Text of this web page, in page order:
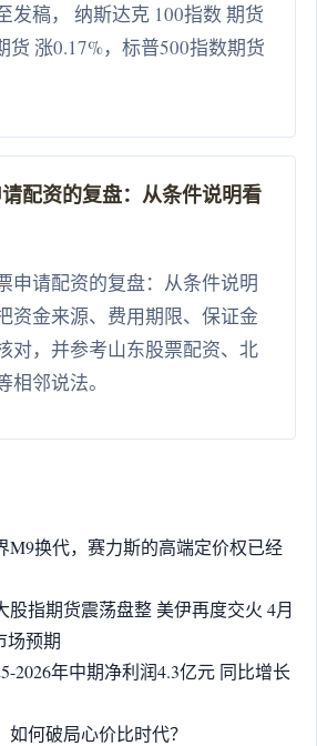
发稿， 纳斯达克 100指数 期货
货 涨0.17%，标普500指数期货
配资的复盘：从条件说明看
申请配资的复盘：从条件说明
资金来源、费用期限、保证金
对，并参考山东股票配资、北
相邻说法。
M9换代，赛力斯的高端定价权已经
股指期货震荡盘整 美伊再度交火 4月
场预期
2026年中期净利润4.3亿元 同比增长
何破局心价比时代？